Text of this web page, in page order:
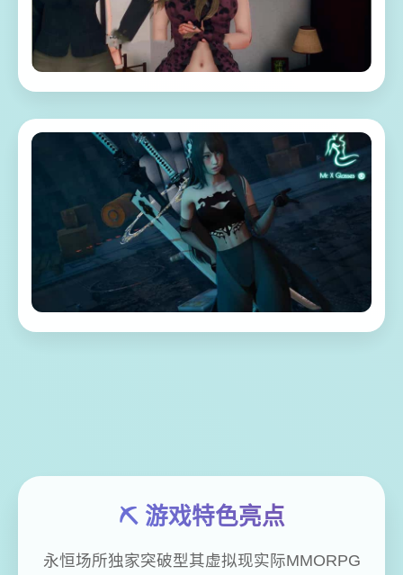
⛏️ 游戏特色亮点
永恒场所独家突破型其虚拟现实际MMORPG